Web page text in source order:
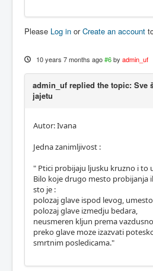
Please Log in orCreate an account
10 years 7 months ago #6 by admin_uf
admin_uf replied the topic: Sve
jajetu
Autor: Ivana
Jedna zanimljivost :
" Ptici probijaju ljusku kruzno i to
Bilo koje drugo mesto probijanja
sto je :
polozaj glave ispod levog,
polozaj glave izmedju bedara,
neusmeren kljun prema
preko glave moze izazvati
smrtnim posledicama."